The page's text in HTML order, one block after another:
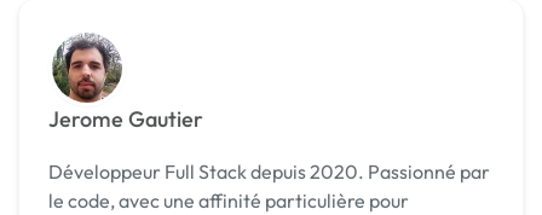
Jerome Gautier
Développeur Full Stack depuis 2020. Passionné par
le code, avec une affinité particulière pour